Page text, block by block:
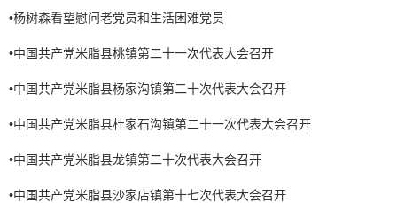
•杨树森看望慰问老党员和生活困难党员
•中国共产党米脂县桃镇第二十一次代表大会召开
•中国共产党米脂县杨家沟镇第二十次代表大会召开
•中国共产党米脂县杜家石沟镇第二十一次代表大会召开
•中国共产党米脂县龙镇第二十次代表大会召开
•中国共产党米脂县沙家店镇第十七次代表大会召开